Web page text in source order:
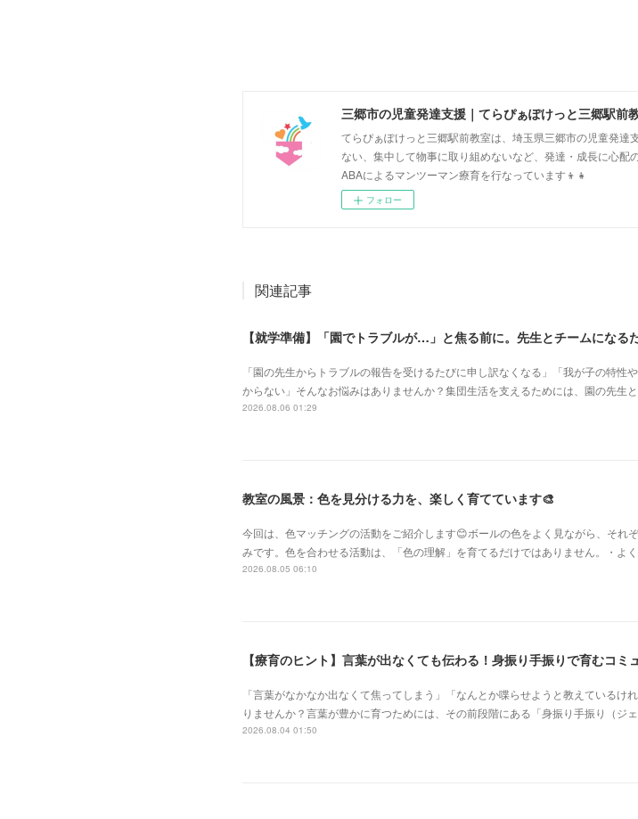
三郷市の児童発達支援｜てらぴぁぽけっと三郷駅前
てらぴぁぽけっと三郷駅前教室は、埼玉県三郷市の児童発
ない、集中して物事に取り組めないなど、発達・成長に心配
ABAによるマンツーマン療育を行なっています👦👧
フォロー
関連記事
【就学準備】「園でトラブルが…」と焦る前に。先生とチームになる
「園の先生からトラブルの報告を受けるたびに申し訳なくなる」「我が子の特性
からない」そんなお悩みはありませんか？集団生活を支えるためには、園の先生
2026.08.06 01:29
教室の風景：色を見分ける力を、楽しく育てています🎨
今回は、色マッチングの活動をご紹介します😊ボールの色をよく見ながら、それ
みです。色を合わせる活動は、「色の理解」を育てるだけではありません。・よ
2026.08.05 06:10
【療育のヒント】言葉が出なくても伝わる！身振り手振りで育むコミ
「言葉がなかなか出なくて焦ってしまう」「なんとか喋らせようと教えているけ
りませんか？言葉が豊かに育つためには、その前段階にある「身振り手振り（ジ
2026.08.04 01:50